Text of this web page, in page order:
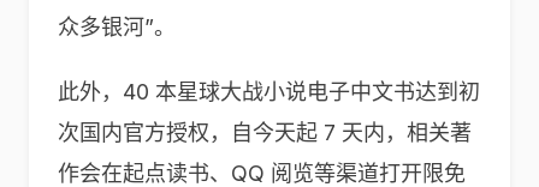
众多银河”。
此外，40 本星球大战小说电子中文书达到初
次国内官方授权，自今天起 7 天内，相关著
作会在起点读书、QQ 阅览等渠道打开限免